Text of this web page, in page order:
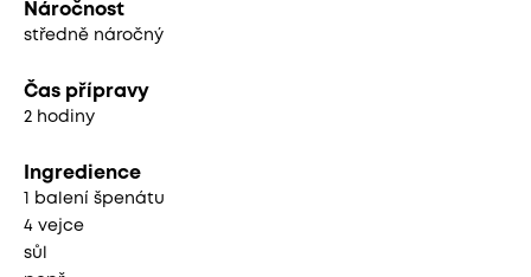
Náročnost
středně náročný
Čas přípravy
2 hodiny
Ingredience
1 balení špenátu
4 vejce
sůl